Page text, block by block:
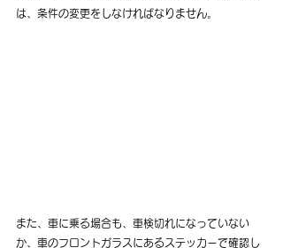
は、条件の変更をしなければなりません。
また、車に乗る場合も、車検切れになっていない
か、車のフロントガラスにあるステッカーで確認し